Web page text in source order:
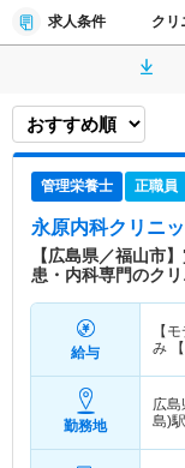
求人条件 クリ
管理栄養士 正職員
永原内科クリニ
【広島県／福山市
患・内科専門のク
給与
【
み
勤務地
広島
島)